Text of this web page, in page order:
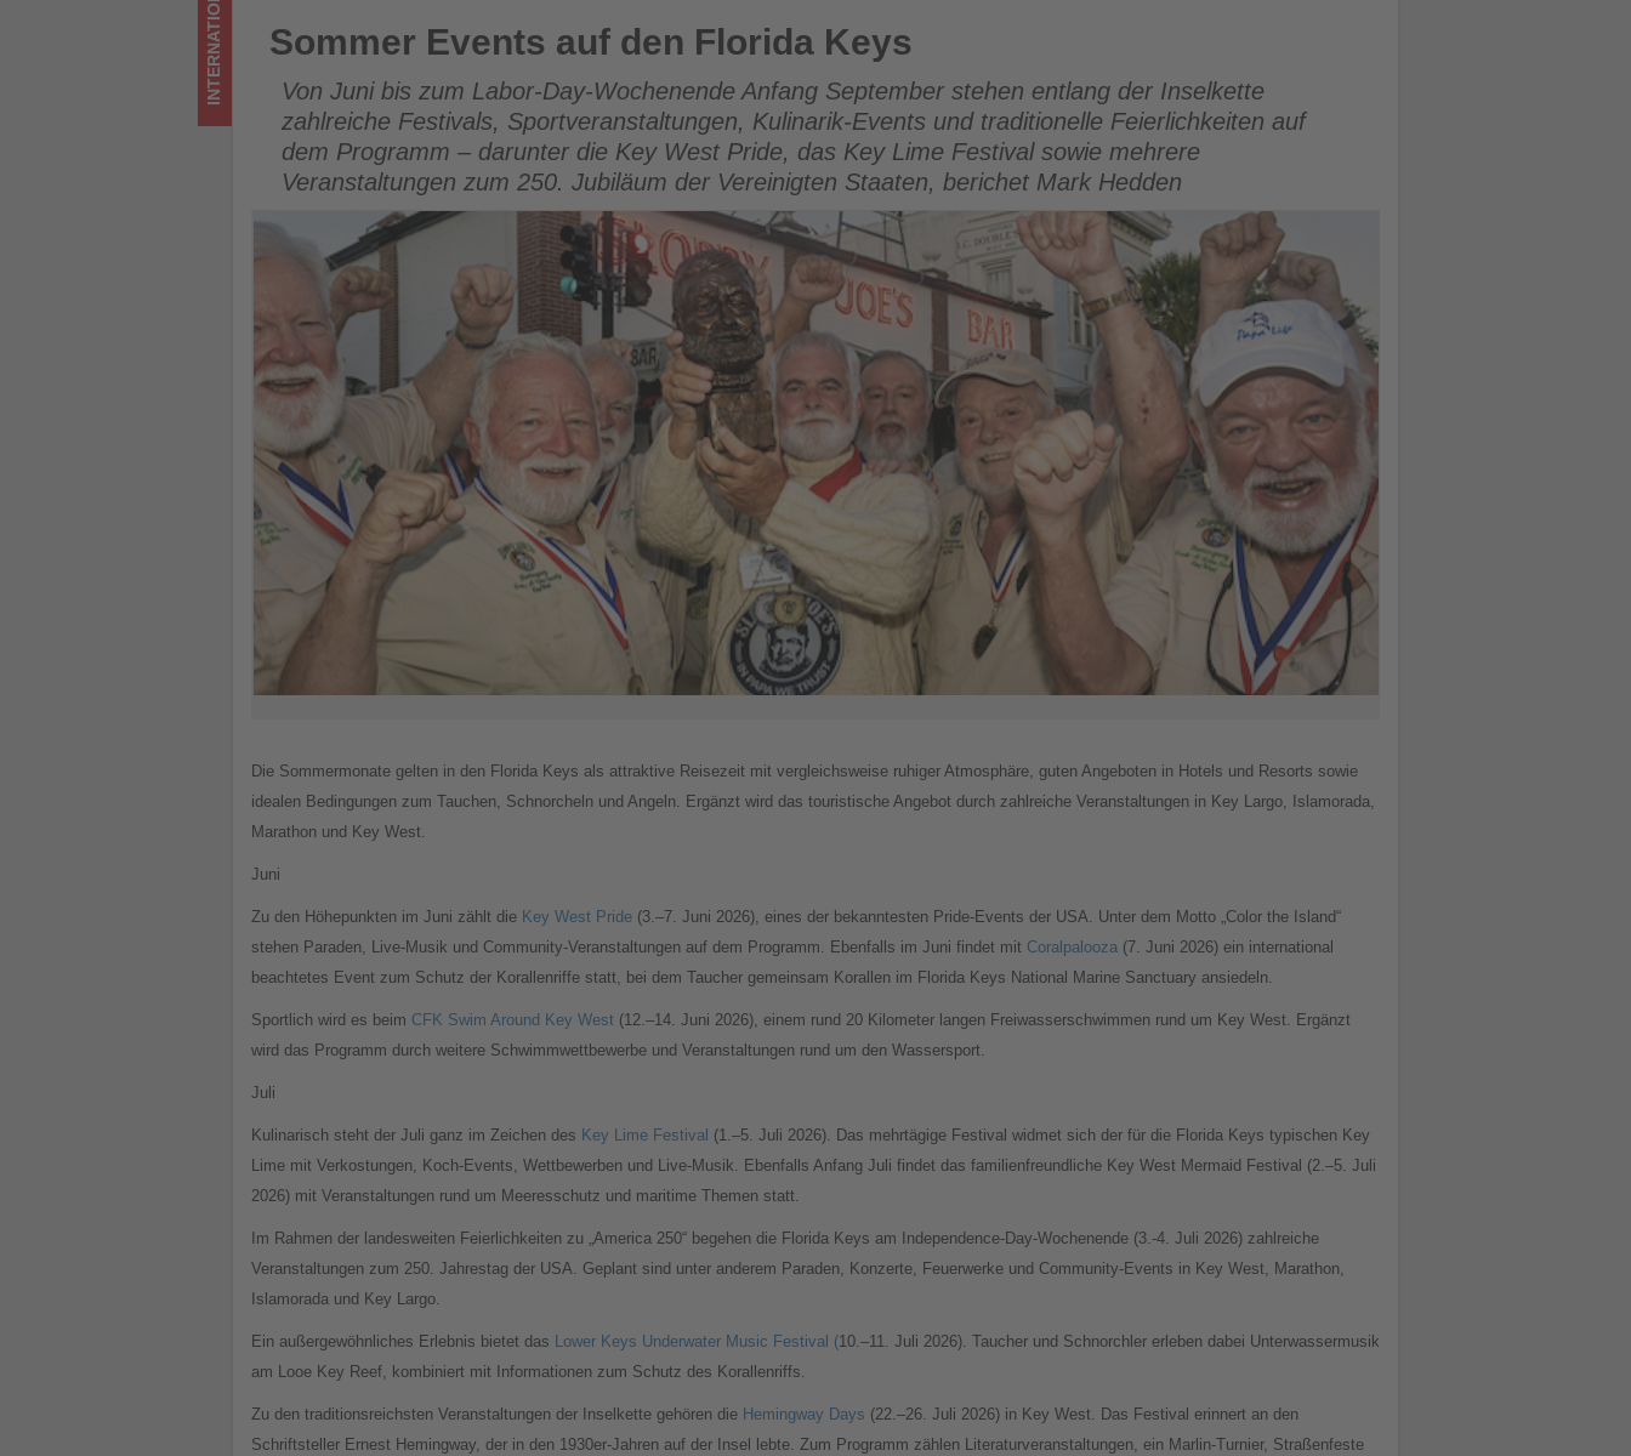
Sommer Events auf den Florida Keys
INTERNATIONAL Sommer Events auf den Florida Keys
Von Juni bis zum Labor-Day-Wochenende Anfang September stehen entlang der Inselkette
zahlreiche Festivals, Sportveranstaltungen, Kulinarik-Events und traditionelle Feierlichkeiten auf
dem Programm – darunter die Key West Pride, das Key Lime Festival sowie mehrere
Veranstaltungen zum 250. Jubiläum der Vereinigten Staaten, berichet Mark Hedden
Die Sommermonate gelten in den Florida Keys als attraktive Reisezeit mit vergleichsweise ruhiger Atmosphäre, guten Angeboten in Hotels und Resorts sowie
idealen Bedingungen zum Tauchen, Schnorcheln und Angeln. Ergänzt wird das touristische Angebot durch zahlreiche Veranstaltungen in Key Largo, Islamorada,
Marathon und Key West.
Juni
Zu den Höhepunkten im Juni zählt die Key West Pride (3.–7. Juni 2026), eines der bekanntesten Pride-Events der USA. Unter dem Motto „Color the Island“
stehen Paraden, Live-Musik und Community-Veranstaltungen auf dem Programm. Ebenfalls im Juni findet mit Coralpalooza (7. Juni 2026) ein international
beachtetes Event zum Schutz der Korallenriffe statt, bei dem Taucher gemeinsam Korallen im Florida Keys National Marine Sanctuary ansiedeln.
Sportlich wird es beim CFK Swim Around Key West (12.–14. Juni 2026), einem rund 20 Kilometer langen Freiwasserschwimmen rund um Key West. Ergänzt
wird das Programm durch weitere Schwimmwettbewerbe und Veranstaltungen rund um den Wassersport.
Juli
Kulinarisch steht der Juli ganz im Zeichen des Key Lime Festival (1.–5. Juli 2026). Das mehrtägige Festival widmet sich der für die Florida Keys typischen Key
Lime mit Verkostungen, Koch-Events, Wettbewerben und Live-Musik. Ebenfalls Anfang Juli findet das familienfreundliche Key West Mermaid Festival (2.–5. Juli
2026) mit Veranstaltungen rund um Meeresschutz und maritime Themen statt.
Im Rahmen der landesweiten Feierlichkeiten zu „America 250“ begehen die Florida Keys am Independence-Day-Wochenende (3.-4. Juli 2026) zahlreiche
Veranstaltungen zum 250. Jahrestag der USA. Geplant sind unter anderem Paraden, Konzerte, Feuerwerke und Community-Events in Key West, Marathon,
Islamorada und Key Largo.
Ein außergewöhnliches Erlebnis bietet das Lower Keys Underwater Music Festival (10.–11. Juli 2026). Taucher und Schnorchler erleben dabei Unterwassermusik
am Looe Key Reef, kombiniert mit Informationen zum Schutz des Korallenriffs.
Zu den traditionsreichsten Veranstaltungen der Inselkette gehören die Hemingway Days (22.–26. Juli 2026) in Key West. Das Festival erinnert an den
Schriftsteller Ernest Hemingway, der in den 1930er-Jahren auf der Insel lebte. Zum Programm zählen Literaturveranstaltungen, ein Marlin-Turnier, Straßenfeste